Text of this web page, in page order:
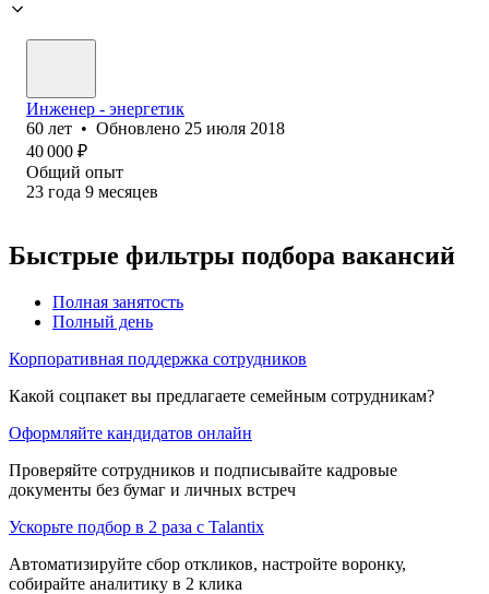
Инженер - энергетик
60 лет • Обновлено 25 июля 2018
40 000 ₽
Общий опыт
23 года 9 месяцев
Быстрые фильтры подбора вакансий
Полная занятость
Полный день
Корпоративная поддержка сотрудников
Какой соцпакет вы предлагаете семейным сотрудникам?
Оформляйте кандидатов онлайн
Проверяйте сотрудников и подписывайте кадровые
документы без бумаг и личных встреч
Ускорьте подбор в 2 раза с Talantix
Автоматизируйте сбор откликов, настройте воронку,
собирайте аналитику в 2 клика